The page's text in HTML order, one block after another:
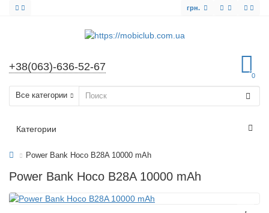
грн.
+38(063)-636-52-67
0
Все категории
Категории
Power Bank Hoco B28A 10000 mAh
Power Bank Hoco B28A 10000 mAh